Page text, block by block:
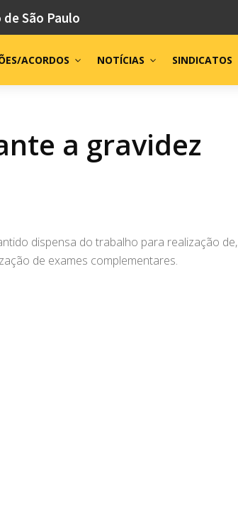
São Paulo
ACORDOS NOTÍCIAS SINDICATOS
a gravidez
dispensa do trabalho para realização de,
de exames complementares.